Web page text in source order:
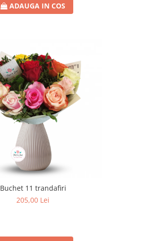
ADAUGA IN COS
Buchet 11 trandafiri
205,00 Lei